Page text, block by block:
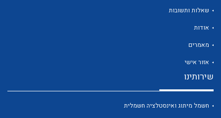
שאלות ותשובות
אודות
מאמרים
אזור אישי
שירותינו
חשמל מיתוג ואינסטלציה חשמלית